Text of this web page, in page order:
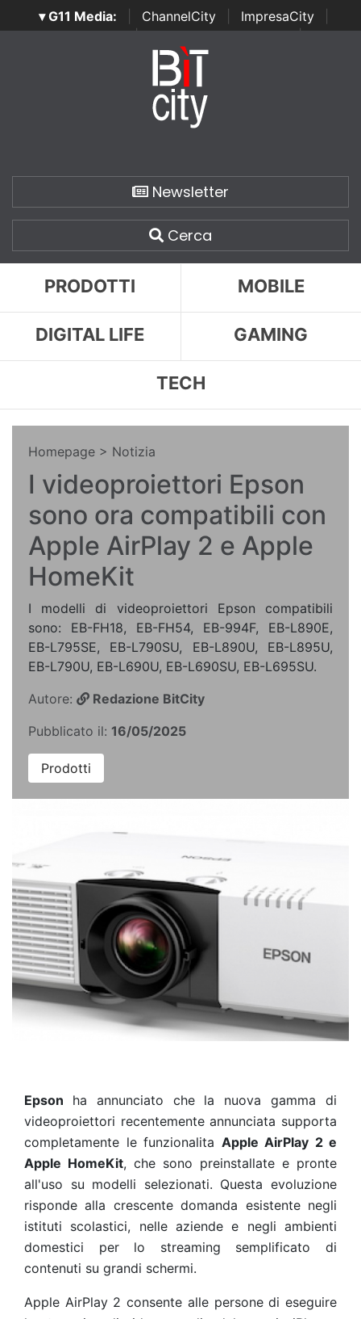
▾ G11 Media: ChannelCity ImpresaCity
SecurityOpenLab | Italian Channel Awards | Italian
Italian Security Awards
Newsletter
Cerca
PRODOTTI MOBILE
DIGITAL LIFE GAMING
TECH
Homepage > Notizia
I videoproiettori Epson
sono ora compatibili con
Apple AirPlay 2 e Apple
HomeKit
I modelli di videoproiettori Epson compatibili
sono: EB-FH18, EB-FH54, EB-994F, EB-L890E,
EB-L795SE, EB-L790SU, EB-L890U, EB-L895U,
EB-L790U, EB-L690U, EB-L690SU, EB-L695SU.
Autore:
Redazione BitCity
Pubblicato il: 16/05/2025
Prodotti
Epson ha annunciato che la nuova gamma di
videoproiettori recentemente annunciata supporta
completamente le funzionalita Apple AirPlay 2 e
Apple HomeKit, che sono preinstallate e pronte
all'uso su modelli selezionati. Questa evoluzione
risponde alla crescente domanda esistente negli
istituti scolastici, nelle aziende e negli ambienti
domestici per lo streaming semplificato di
contenuti su grandi schermi.
Apple AirPlay 2 consente alle persone di eseguire